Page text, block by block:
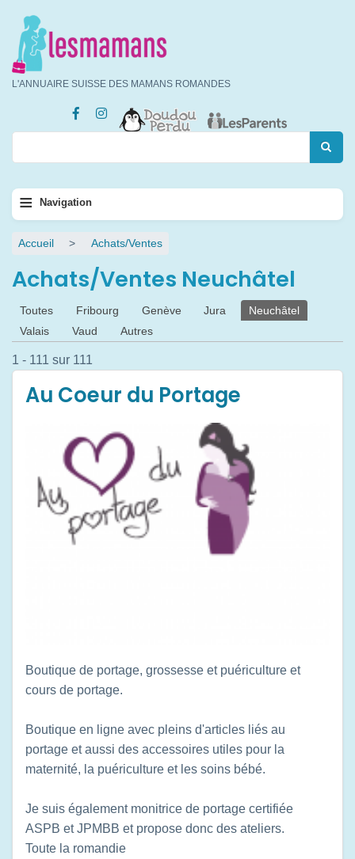
contenu
principal
L'ANNUAIRE SUISSE DES MAMANS ROMANDES
Rechercher
Navigation
principale
≡ Navigation
Fil
d'Ariane
Accueil Achats/Ventes
Achats/Ventes Neuchâtel
Onglets
principaux
Toutes Fribourg Genève Jura
Neuchâtel
Valais
Vaud Autres
1 - 111 sur 111
Au Coeur du Portage
Boutique de portage, grossesse et puériculture et
cours de portage.
Boutique en ligne avec pleins d'articles liés au
portage et aussi des accessoires utiles pour la
maternité, la puériculture et les soins bébé.
Je suis également monitrice de portage certifiée
ASPB et JPMBB et propose donc des ateliers.
Toute la romandie